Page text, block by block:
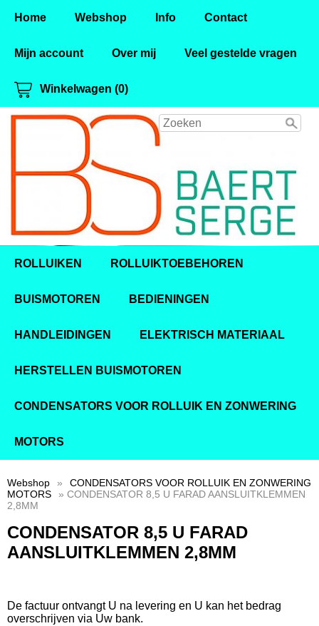
Home Webshop Info Contact
Mijn account Over mij Veel gestelde vragen
Winkelwagen (0)
ROLLUIKEN ROLLUIKTOEBEHOREN
BUISMOTOREN BEDIENINGEN
HANDLEIDINGEN ELEKTRISCH MATERIAAL
HERSTELLEN BUISMOTOREN
CONDENSATORS VOOR ROLLUIK EN ZONWERING
MOTORS
Webshop »
CONDENSATORS VOOR ROLLUIK EN ZONWERING
MOTORS
» CONDENSATOR 8,5 U FARAD AANSLUITKLEMMEN
2,8MM
CONDENSATOR 8,5 U FARAD
AANSLUITKLEMMEN 2,8MM
De factuur ontvangt U na levering en U kan het bedrag
overschrijven via Uw bank.